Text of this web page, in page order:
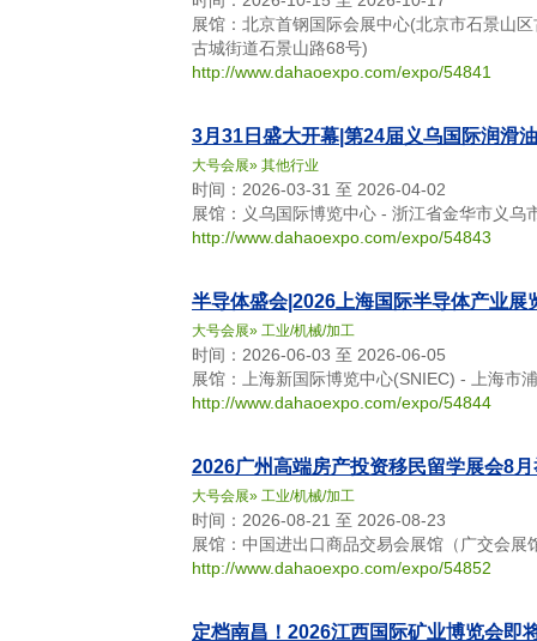
展馆：北京首钢国际会展中心(北京市石景山
古城街道石景山路68号)
http://www.dahaoexpo.com/expo/54841
3月31日盛大开幕|第24届义乌国际润滑
大号会展» 其他行业
时间：2026-03-31 至 2026-04-02
展馆：义乌国际博览中心 - 浙江省金华市义乌
http://www.dahaoexpo.com/expo/54843
半导体盛会|2026上海国际半导体产业展
大号会展» 工业/机械/加工
时间：2026-06-03 至 2026-06-05
展馆：上海新国际博览中心(SNIEC) - 上海市
http://www.dahaoexpo.com/expo/54844
2026广州高端房产投资移民留学展会8
大号会展» 工业/机械/加工
时间：2026-08-21 至 2026-08-23
展馆：中国进出口商品交易会展馆（广交会
http://www.dahaoexpo.com/expo/54852
定档南昌！2026江西国际矿业博览会即